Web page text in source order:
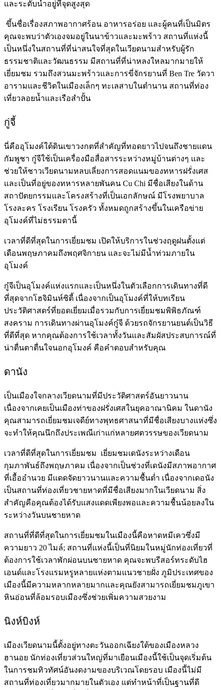
และระดับน้ำอยู่ที่จุดสูงสุด
ขึ้นชื่อเรื่องสภาพอากาศร้อน อาหารอร่อย และผู้คนที่เป็นมิตร
คุณจะพบว่าตัวเองจมอยู่ในนาข้าวและมะพร้าว สถานที่แห่งนี้
เป็นหนึ่งในสถานที่ที่น่าสนใจที่สุดในเวียดนามสำหรับผู้รัก
ธรรมชาติและวัฒนธรรม มีสถานที่ที่น่าหลงใหลมากมายให้
เยี่ยมชม รวมถึงสวนมะพร้าวและการขี่จักรยานที่ Ben Tre วัดวา
อารามและชีวิตในเมืองเล็กๆ ทะเลสาบในตำนาน สถานที่ท่อง
เที่ยวลอยน้ำและเรือสำปั้น
กู่จี้
นี่คืออุโมงค์ใต้ดินเขาวงกตที่สำคัญที่ทอดยาวไปจนถึงชายแดน
กัมพูชา กู๋จีใช้เป็นเครื่องมือสื่อสารระหว่างหมู่บ้านต่างๆ และ
ช่วยให้ชาวเวียดนามหลบเลี่ยงการสอดแนมของทหารฝรั่งเศส
และเป็นที่อยู่ของทหารหลายพันคน Cu Chi มีชื่อเสียงในด้าน
สถาปัตยกรรมและโครงสร้างที่เป็นเอกลักษณ์ มีโรงพยาบาล
โรงละคร โรงเรียน โรงครัว ทั้งหมดถูกสร้างขึ้นในเครือข่าย
อุโมงค์ที่ไม่ธรรมดานี้
เวลาที่ดีที่สุดในการเยี่ยมชม​ เปิดให้บริการในช่วงฤดูฝนตั้งแต่
เดือนพฤษภาคมถึงพฤศจิกายน และจะไม่มีน้ำท่วมภายใน
อุโมงค์
กู๋จีเป็นอุโมงค์แห่งแรกและเป็นหนึ่งในตัวเลือกการเดินทางที่ดี
ที่สุดจากโฮจิมินห์ซิตี้ เนื่องจากเป็นอุโมงค์ที่ให้บทเรียน
ประวัติศาสตร์ที่ยอดเยี่ยมเมื่อรวมกับการเยี่ยมชมพิพิธภัณฑ์
สงคราม การเดินทางผ่านอุโมงค์กู๋จี ด้วยรถจักรยานยนต์เป็นวิธี
ที่ดีที่สุด หากคุณต้องการใช้เวลาทั้งวันและสัมผัสประสบการณ์ที่
น่าตื่นตาตื่นใจนอกอุโมงค์ คือคำตอบสำหรับคุณ
ดานัง
เป็นเมืองใจกลางเวียดนามที่มีประวัติศาสตร์อันยาวนาน
เนื่องจากเคยเป็นเมืองท่าของฝรั่งเศสในยุคอาณานิคม ในดานัง
คุณสามารถเยี่ยมชมเจดีย์ทางพุทธศาสนาที่มีชื่อเสียงบางแห่งซึ่ง
จะทำให้คุณนึกถึงประเพณีเก่าแก่หลายศตวรรษของเวียดนาม
เวลาที่ดีที่สุดในการเยี่ยมชม เยี่ยมชมเดนังระหว่างเดือน
กุมภาพันธ์ถึงพฤษภาคม เนื่องจากเป็นช่วงที่เดนังมีสภาพอากาศ
ที่เอื้ออำนวย มีแดดจัดยาวนานและความชื้นต่ำ เนื่องจากเดอนัง
เป็นสถานที่ท่องเที่ยวชายหาดที่มีชื่อเสียงมากในเวียดนาม สิ่ง
สำคัญคือคุณต้องได้รับแสงแดดเพียงพอและความชื้นน้อยลงใน
ระหว่างวันบนชายหาด
สถานที่ที่ดีที่สุดในการเยี่ยมชมในเมืองนี้คือหาดหมีเควซึ่งมี
ความยาว 20 ไมล์; สถานที่แห่งนี้เป็นที่นิยมในหมู่นักท่องเที่ยวที่
ต้องการใช้เวลาพักผ่อนบนชายหาด คุณจะพบรีสอร์ทระดับไฮ
เอนด์และโรงแรมหรูหลายแห่งตามแนวชายฝั่ง ภูมิประเทศของ
เมืองนี้มีความหลากหลายมากและคุณยังสามารถเยี่ยมชมภูเขา
หินอ่อนที่ล้อมรอบเมืองซึ่งช่วยเพิ่มความสวยงาม
​​นิงห์บิงห์
เมืองเวียดนามนี้ตั้งอยู่ทางตะวันออกเฉียงใต้ของเมืองหลวง
ฮานอย นักท่องเที่ยวส่วนใหญ่ที่มาเยือนเมืองนี้ใช้เป็นจุดเริ่มต้น
ในการชมทิวทัศน์อันงดงามของบริเวณโดยรอบ เมืองนี้ไม่มี
สถานที่ท่องเที่ยวมากมายในตัวเอง แต่ทำหน้าที่เป็นฐานที่ดี